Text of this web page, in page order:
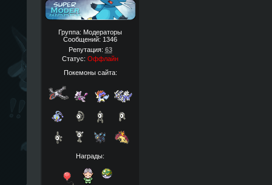
Группа: Модераторы
Сообщений: 1346
Репутация: 63
Статус: Оффлайн
Покемоны сайта:
Награды: